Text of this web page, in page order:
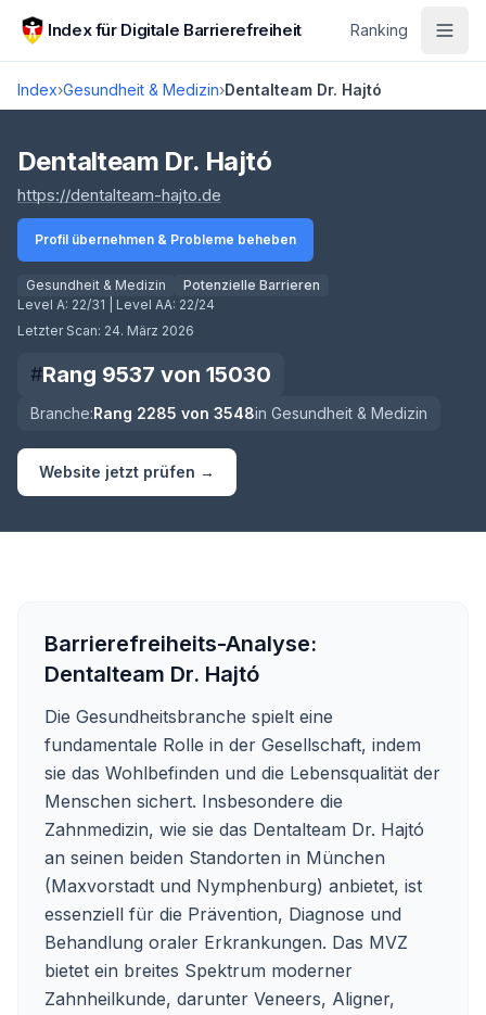
Zum Hauptinhalt springen
Index für Digitale Barrierefreiheit Ranking
Index›Gesundheit & Medizin›Dentalteam Dr. Hajtó
Score lädt
Dentalteam Dr. Hajtó
https://dentalteam-hajto.de
Profil übernehmen & Probleme beheben
Gesundheit & Medizin
Potenzielle Barrieren
Level A: 22/31 | Level AA: 22/24
Letzter Scan: 24. März 2026
#Rang 9537 von 15030
Branche:Rang 2285 von 3548in Gesundheit & Medizin
Website jetzt prüfen →
Barrierefreiheits-Analyse:
Dentalteam Dr. Hajtó
Die Gesundheitsbranche spielt eine
fundamentale Rolle in der Gesellschaft, indem
sie das Wohlbefinden und die Lebensqualität der
Menschen sichert. Insbesondere die
Zahnmedizin, wie sie das Dentalteam Dr. Hajtó
an seinen beiden Standorten in München
(Maxvorstadt und Nymphenburg) anbietet, ist
essenziell für die Prävention, Diagnose und
Behandlung oraler Erkrankungen. Das MVZ
bietet ein breites Spektrum moderner
Zahnheilkunde, darunter Veneers, Aligner,